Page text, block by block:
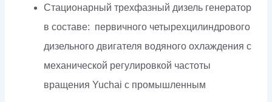
Стационарный трехфазный дизель генератор
в составе: первичного четырехцилиндрового
дизельного двигателя водяного охлаждения с
механической регулировкой частоты
вращения Yuchai с промышленным